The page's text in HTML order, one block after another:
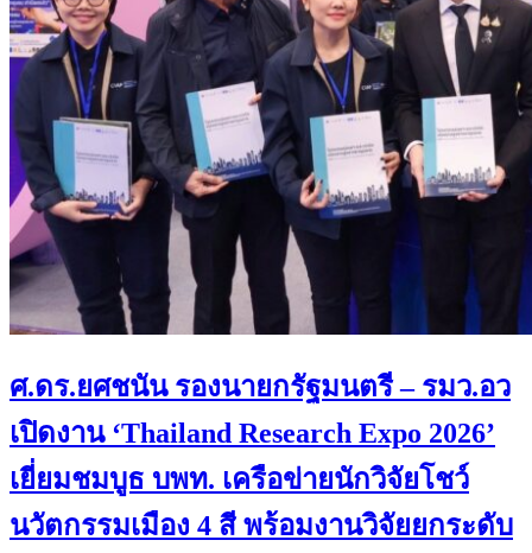
ศ.ดร.ยศชนัน รองนายกรัฐมนตรี – รมว.อว
เปิดงาน ‘Thailand Research Expo 2026’
เยี่ยมชมบูธ บพท. เครือข่ายนักวิจัยโชว์
นวัตกรรมเมือง 4 สี พร้อมงานวิจัยยกระดับ